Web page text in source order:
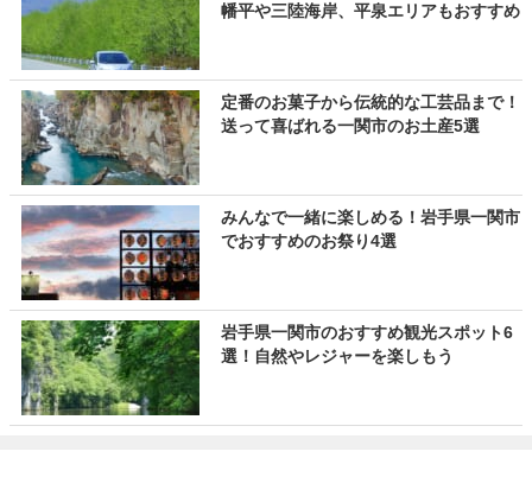
幡平や三陸海岸、平泉エリアもおすすめ
定番のお菓子から伝統的な工芸品まで！
送って喜ばれる一関市のお土産5選
みんなで一緒に楽しめる！岩手県一関市
でおすすめのお祭り4選
岩手県一関市のおすすめ観光スポット6
選！自然やレジャーを楽しもう